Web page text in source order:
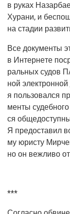
в руках
Хура­ни, и
на ста­дии
Все доку­мен­ты
в Интер­не­те
раль­ных судов
ной
я поль­зо­вал­ся
мен­ты
ся
Я предо­ста­вил
му юри­сту
но он веж­ли­во
***